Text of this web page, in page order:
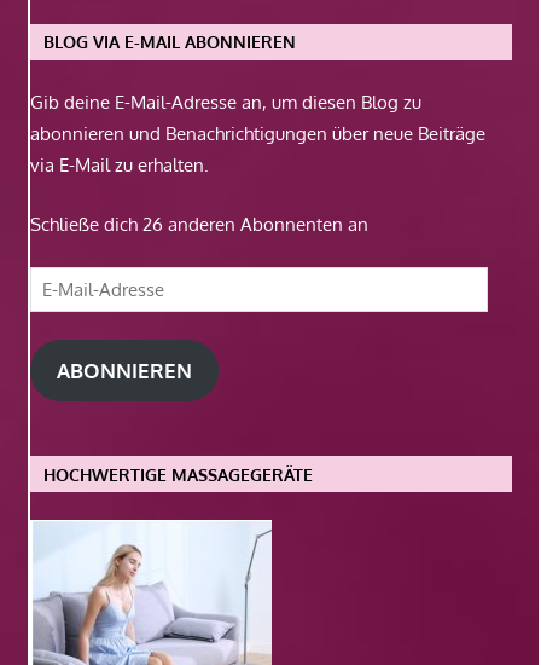
BLOG VIA E-MAIL ABONNIEREN
Gib deine E-Mail-Adresse an, um diesen Blog zu
abonnieren und Benachrichtigungen über neue Beiträge
via E-Mail zu erhalten.
Schließe dich 26 anderen Abonnenten an
E-
Mail-
Adresse
ABONNIEREN
HOCHWERTIGE MASSAGEGERÄTE